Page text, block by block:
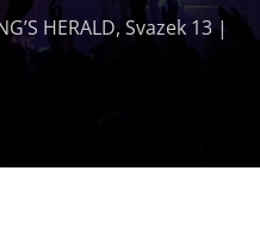
HERALD,Svazek 13 |